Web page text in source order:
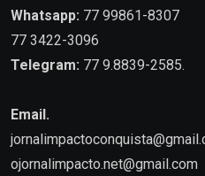
Whatsapp: 77 99861-8307
77 3422-3096
Telegram: 77 9.8839-2585.
Email.
ojornalimpacto.net@gmail.com